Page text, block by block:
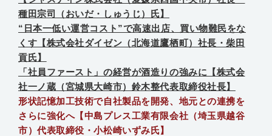
種田宗司（おいだ・しゅうじ）氏】
“日本一低い運営コスト”で高速出店、買い物難民をな
くす【株式会社ダイゼン（北海道鷹栖町）社長・柴田
貢氏】
「社員ファースト」の経営が酒造りの強みに【株式会
社一ノ蔵（宮城県大崎市）鈴木整代表取締役社長】
形状記憶加工技術で自社製品を開発、地元との連携を
さらに強化へ【中島プレス工業有限会社（埼玉県越谷
市）代表取締役・小松崎いずみ氏】